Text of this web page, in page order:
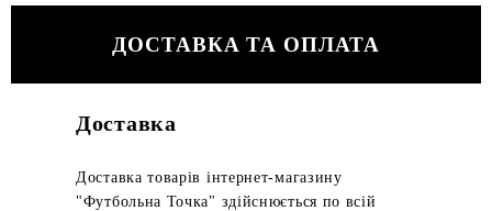
ДОСТАВКА ТА ОПЛАТА
Доставка
Доставка товарів інтернет-магазину
"Футбольна Точка" здійснюється по всій